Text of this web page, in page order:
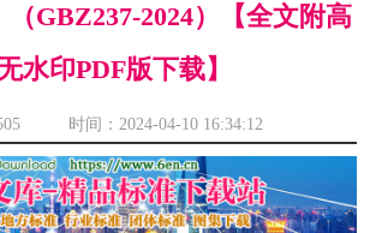
GBZ237-2024）【全文附高
水印PDF版下载】
时间：2024-04-10 16:34:12